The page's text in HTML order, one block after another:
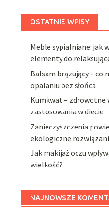
OSTATNIE WPISY
Meble sypialniane: jak
elementy do
Balsam brązujący – co
opalaniu bez słońca
Kumkwat – zdrowotne
zastosowania w diecie
Zanieczyszczenia
ekologiczne
Jak makijaż oczu
wielkość?
NAJNOWSZE